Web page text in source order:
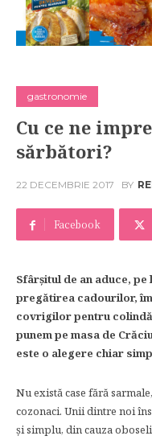
gastronomie
Cu ce ne
sărbători?
22 DECEMBRIE 2017 BY
Facebook
Sfârșitul de an aduce,
pregătirea cadourilor,
covrigilor pentru
punem pe masa de
este o alegere chiar
Nu există case fără
cozonaci. Unii dintre noi
și simplu, din cauza